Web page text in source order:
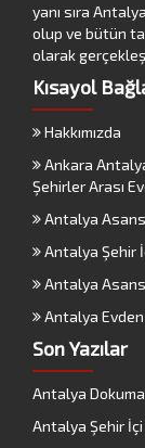
yanı sıra
olup ve bütün
olarak
Kısayol
Hakkımızda
Ankara
Şehirler Arası
Antalya
Antalya Şehir
Antalya
Antalya
Son Yazılar
Antalya Dokuma
Antalya Şehir İçi